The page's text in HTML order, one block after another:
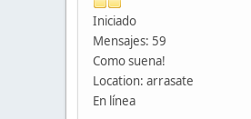
Iniciado
Mensajes: 59
Como suena!
Location: arrasate
En línea